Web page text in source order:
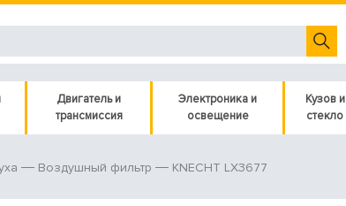
Двигатель и
трансмиссия
Электроника и
освещение
Кузов и
стекло
Воздушный фильтр KNECHT LX3677